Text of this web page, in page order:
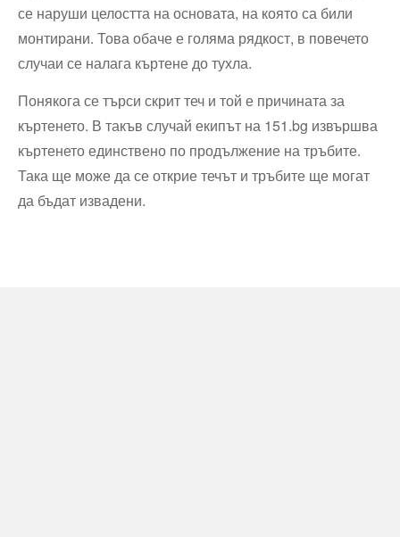
се наруши целостта на основата, на която са били
монтирани. Това обаче е голяма рядкост, в повечето
случаи се налага къртене до тухла.
Понякога се търси скрит теч и той е причината за
къртенето. В такъв случай екипът на 151.bg извършва
къртенето единствено по продължение на тръбите.
Така ще може да се открие течът и тръбите ще могат
да бъдат извадени.